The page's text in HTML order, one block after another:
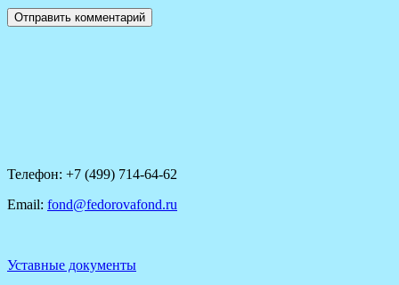
Отправить комментарий
Телефон: +7 (499) 714-64-62
Email: fond@fedorovafond.ru
Уставные документы